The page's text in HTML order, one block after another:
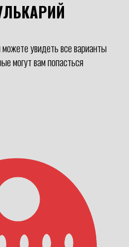
увидеть все варианты
могут вам попасться